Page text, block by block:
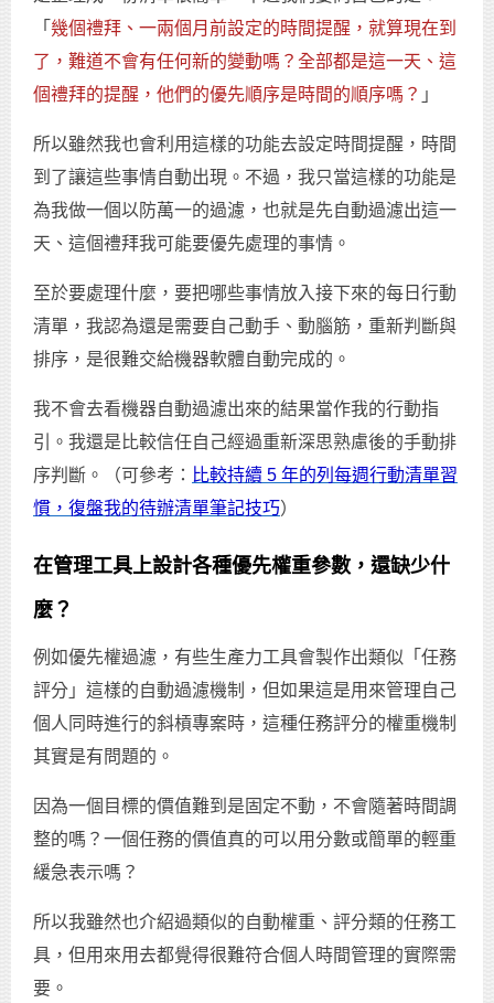
「 幾個禮拜、一兩個月前設定的時間提醒，就算現在到
了，難道不會有任何新的變動嗎？全部都是這一天、這
個禮拜的提醒，他們的優先順序是時間的順序嗎？ 」
所以雖然我也會利用這樣的功能去設定時間提醒，時間
到了讓這些事情自動出現。不過，我只當這樣的功能是
為我做一個以防萬一的過濾，也就是先自動過濾出這一
天、這個禮拜我可能要優先處理的事情。
至於要處理什麼，要把哪些事情放入接下來的每日行動
清單，我認為還是需要自己動手、動腦筋，重新判斷與
排序，是很難交給機器軟體自動完成的。
我不會去看機器自動過濾出來的結果當作我的行動指
引。我還是比較信任自己經過重新深思熟慮後的手動排
序判斷。（可參考： 比較持續 5 年的列每週行動清單習
慣，復盤我的待辦清單筆記技巧）
在管理工具上設計各種優先權重參數，還缺少什
麼？
例如優先權過濾，有些生產力工具會製作出類似「任務
評分」這樣的自動過濾機制，但如果這是用來管理自己
個人同時進行的斜槓專案時，這種任務評分的權重機制
其實是有問題的。
因為一個目標的價值難到是固定不動，不會隨著時間調
整的嗎？一個任務的價值真的可以用分數或簡單的輕重
緩急表示嗎？
所以我雖然也介紹過類似的自動權重、評分類的任務工
具，但用來用去都覺得很難符合個人時間管理的實際需
要。